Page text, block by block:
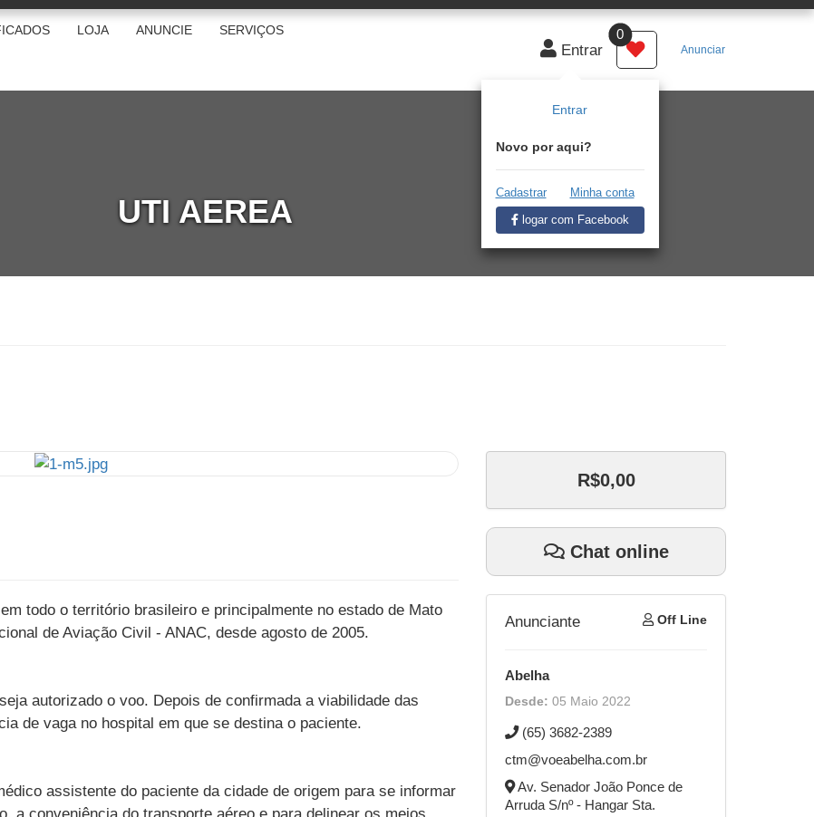
LOJA ANUNCIE SERVIÇOS
Entrar
Entrar
Novo por aqui?
Cadastrar
Minha conta
logar com Facebook
0
Anunciar
UTI AEREA
todo o território brasileiro e principalmente no estado de Mato
de Aviação Civil - ANAC, desde agosto de 2005.
autorizado o voo. Depois de confirmada a viabilidade das
de vaga no hospital em que se destina o paciente.
assistente do paciente da cidade de origem para se informar
a conveniência do transporte aéreo e para delinear os meios
R$0,00
Chat online
Anunciante Off Line
Abelha
Desde: 05 Maio 2022
(65) 3682-2389
ctm@voeabelha.com.br
Av. Senador João Ponce de
Arruda S/nº - Hangar Sta.